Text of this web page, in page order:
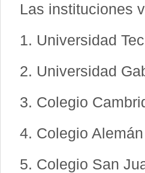
Las instituciones
1. Universidad
2. Universidad
3. Colegio
4. Colegio
5. Colegio San